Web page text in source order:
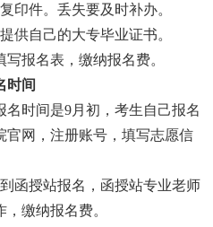
印件。丢失要及时补办。
供自己的大专毕业证书。
报名表，缴纳报名费。
时间
名时间是9月初，考生自己报名
官网，注册账号，填写志愿信
函授站报名，函授站专业老师
缴纳报名费。